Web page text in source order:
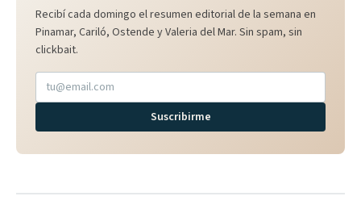
Recibí cada domingo el resumen editorial de la semana en
Pinamar, Cariló, Ostende y Valeria del Mar. Sin spam, sin
clickbait.
Suscribirme